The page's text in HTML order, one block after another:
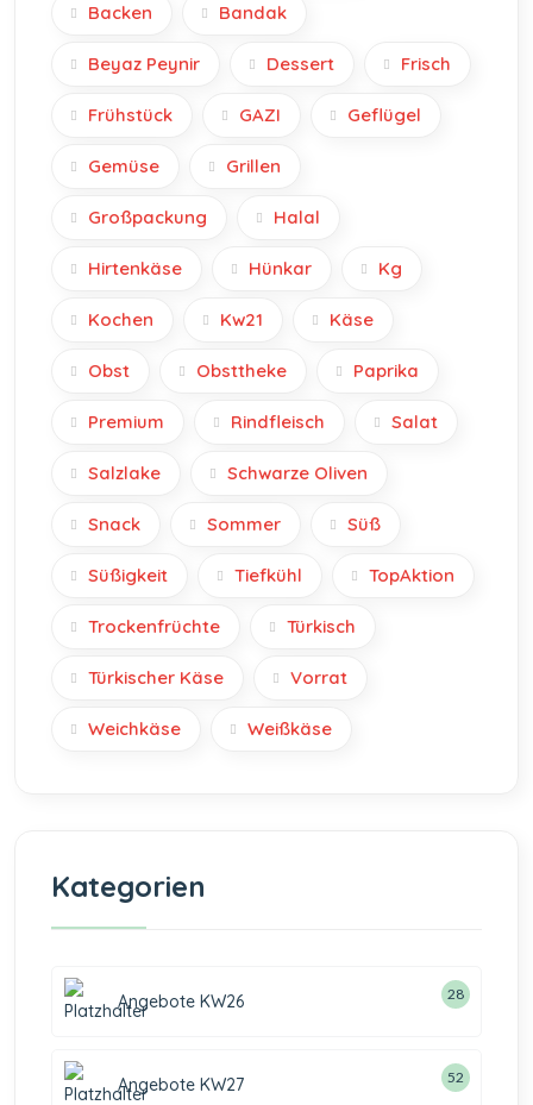
Backen Bandak
Beyaz Peynir Dessert Frisch
Frühstück GAZI Geflügel
Gemüse Grillen
Großpackung Halal
Hirtenkäse Hünkar Kg
Kochen Kw21 Käse
Obst Obsttheke Paprika
Premium Rindfleisch Salat
Salzlake Schwarze Oliven
Snack Sommer Süß
Süßigkeit Tiefkühl TopAktion
Trockenfrüchte Türkisch
Türkischer Käse Vorrat
Weichkäse Weißkäse
Kategorien
Angebote KW26 28
Angebote KW27 52